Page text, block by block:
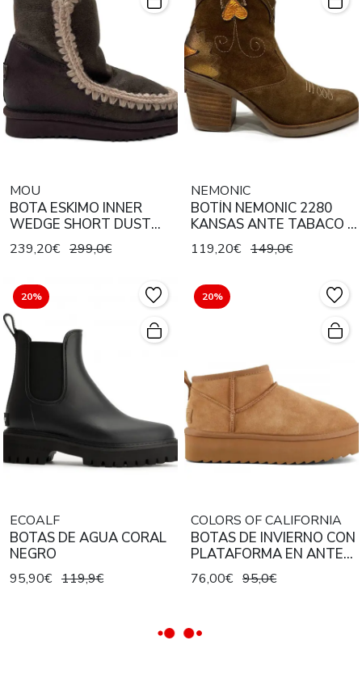
MOU
BOTA ESKIMO INNER
WEDGE SHORT DUST
MOCHA ENCERADA
239,20€ 299,0€
NEMONIC
BOTÍN NEMONIC 2280
KANSAS ANTE TABACO /
BRONCE
119,20€ 149,0€
20%
ECOALF
BOTAS DE AGUA CORAL
NEGRO
95,90€ 119,9€
20%
COLORS OF CALIFORNIA
BOTAS DE INVIERNO CON
PLATAFORMA EN ANTE
CAMEL
76,00€ 95,0€